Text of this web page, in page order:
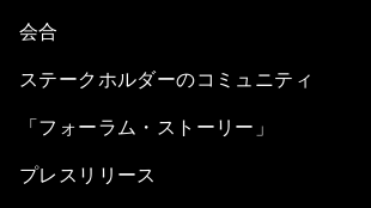
会合
ステークホルダーのコミュニティ
「フォーラム・ストーリー」
プレスリリース